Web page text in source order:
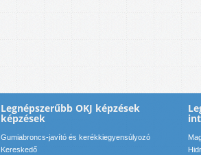
Legnépszerűbb OKJ képzések
képzések
Gumiabroncs-javító és kerékkiegyensúlyozó
Kereskedő